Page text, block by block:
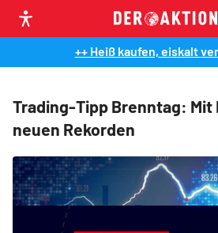
++ Heiß kaufen, eiskalt
Trading-Tipp Brenntag: Mit
neuen Rekorden